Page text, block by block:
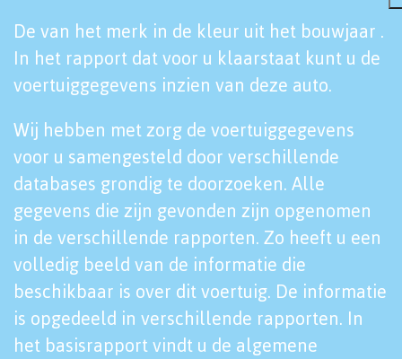
De van het merk in de kleur uit het bouwjaar .
In het rapport dat voor u klaarstaat kunt u de
voertuiggegevens inzien van deze auto.
Wij hebben met zorg de voertuiggegevens
voor u samengesteld door verschillende
databases grondig te doorzoeken. Alle
gegevens die zijn gevonden zijn opgenomen
in de verschillende rapporten. Zo heeft u een
volledig beeld van de informatie die
beschikbaar is over dit voertuig. De informatie
is opgedeeld in verschillende rapporten. In
het basisrapport vindt u de algemene